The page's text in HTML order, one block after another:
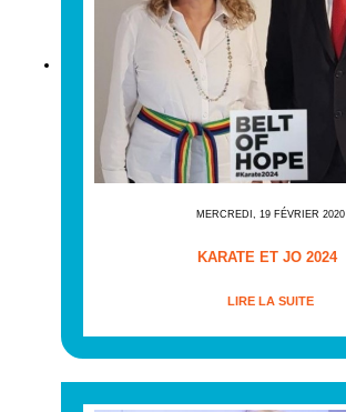
MERCREDI, 19 FÉVRIER 2020
KARATE ET JO 2024
LIRE LA SUITE